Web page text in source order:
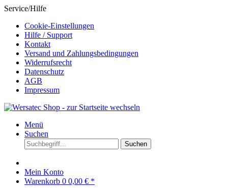
Service/Hilfe
Cookie-Einstellungen
Hilfe / Support
Kontakt
Versand und Zahlungsbedingungen
Widerrufsrecht
Datenschutz
AGB
Impressum
Menü
Suchen
Suchen
Mein Konto
Warenkorb 0 0,00 € *